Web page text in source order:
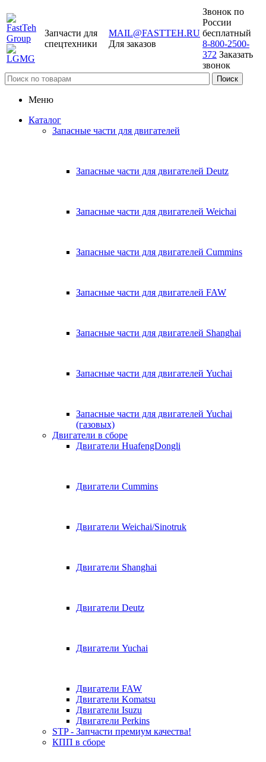
Запчасти для
спецтехники
MAIL@FASTTEH.RU
Для заказов
Звонок по
России
бесплатный
8-800-2500-
372 Заказать
звонок
Меню
Каталог
Запасные части для двигателей
Запасные части для двигателей Deutz
Запасные части для двигателей Weichai
Запасные части для двигателей Cummins
Запасные части для двигателей FAW
Запасные части для двигателей Shanghai
Запасные части для двигателей Yuchai
Запасные части для двигателей Yuchai
(газовых)
Двигатели в сборе
Двигатели HuafengDongli
Двигатели Cummins
Двигатели Weichai/Sinotruk
Двигатели Shanghai
Двигатели Deutz
Двигатели Yuchai
Двигатели FAW
Двигатели Komatsu
Двигатели Isuzu
Двигатели Perkins
STP - Запчасти премиум качества!
КПП в сборе